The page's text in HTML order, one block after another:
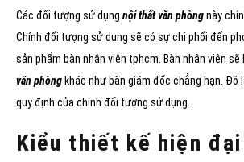
Các đối tượng sử dụng nội thất văn phòngnày
Chính đối tượng sử dụng sẽ có sự chi phối đến
sản phẩm bàn nhân viên tphcm. Bàn nhân viên sẽ
văn phòng khác như bàn giám đốc chẳng hạn. Đó
quy định của chính đối tượng sử dụng.
Kiểu thiết kế hiện đại